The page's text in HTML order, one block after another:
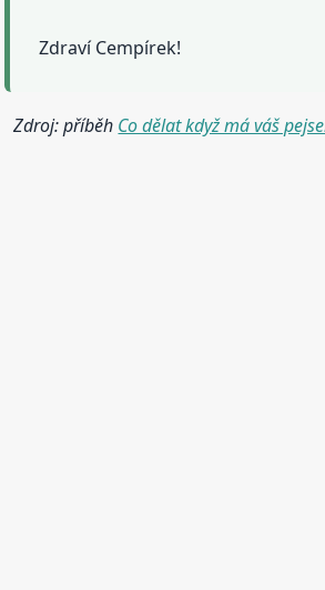
Zdraví Cempírek!
Zdroj: příběh Co dělat když má váš